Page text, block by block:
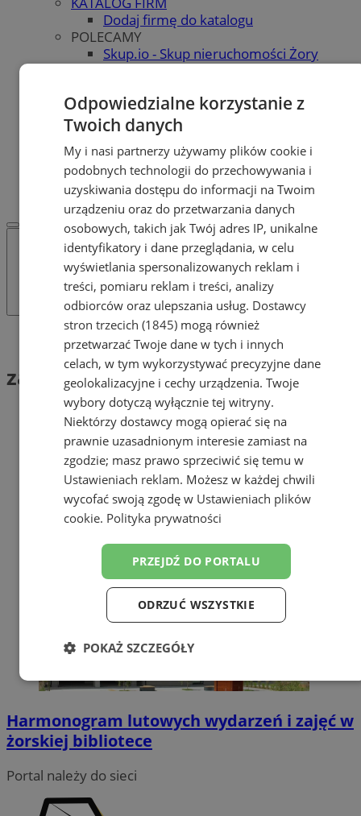
Dodaj firmę do katalogu
POLECAMY
Skup.io - Skup nieruchomości Żory
Dodaj ogłoszenie
POLECAMY
Protocol IT
Pracuj.pl - praca w Żorach
REKLAMA
WSPÓŁPRACA
Tag: zajęcia dla dorosłych
zajęcia dla dorosłych (1)
Harmonogram lutowych wydarzeń i zajęć w
żorskiej bibliotece
Portal należy do sieci
Odpowiedzialne korzystanie z
Twoich danych
My i nasi partnerzy używamy plików cookie i
podobnych technologii do przechowywania i
uzyskiwania dostępu do informacji na Twoim
urządzeniu oraz do przetwarzania danych
osobowych, takich jak Twój adres IP, unikalne
identyfikatory i dane przeglądania, w celu
wyświetlania spersonalizowanych reklam i
treści, pomiaru reklam i treści, analizy
odbiorców oraz ulepszania usług. Dostawcy
stron trzecich (1845) mogą również
przetwarzać Twoje dane w tych i innych
celach, w tym wykorzystywać precyzyjne dane
geolokalizacyjne i cechy urządzenia. Twoje
wybory dotyczą wyłącznie tej witryny.
Niektórzy dostawcy mogą opierać się na
prawnie uzasadnionym interesie zamiast na
zgodzie; masz prawo sprzeciwić się temu w
Ustawieniach reklam. Możesz w każdej chwili
wycofać swoją zgodę w Ustawieniach plików
cookie. Polityka prywatności
PRZEJDŹ DO PORTALU
ODRZUĆ WSZYSTKIE
POKAŻ SZCZEGÓŁY
Niezbędne Wydajność Targetowanie
Funkcjonalność